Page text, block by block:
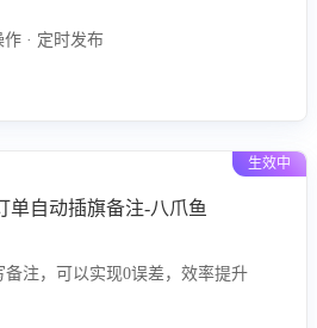
· 定时发布
生效中
单自动插旗备注-八爪鱼
备注，可以实现0误差，效率提升